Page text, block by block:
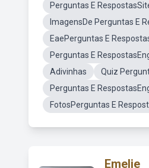
Perguntas E
ImagensDe Perguntas E
EaePerguntas E
Perguntas E
Adivinhas
Quiz
Perguntas E
FotosPerguntas E
Emelie